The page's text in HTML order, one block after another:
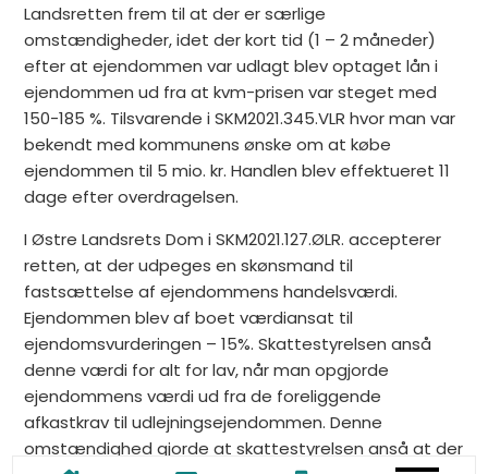
Landsretten frem til at der er særlige
omstændigheder, idet der kort tid (1 – 2 måneder)
efter at ejendommen var udlagt blev optaget lån i
ejendommen ud fra at kvm-prisen var steget med
150-185 %. Tilsvarende i SKM2021.345.VLR hvor man var
bekendt med kommunens ønske om at købe
ejendommen til 5 mio. kr. Handlen blev effektueret 11
dage efter overdragelsen.
I Østre Landsrets Dom i SKM2021.127.ØLR. accepterer
retten, at der udpeges en skønsmand til
fastsættelse af ejendommens handelsværdi.
Ejendommen blev af boet værdiansat til
ejendomsvurderingen – 15%. Skattestyrelsen anså
denne værdi for alt for lav, når man opgjorde
ejendommens værdi ud fra de foreliggende
afkastkrav til udlejningsejendommen. Denne
omstændighed gjorde at skattestyrelsen anså at der